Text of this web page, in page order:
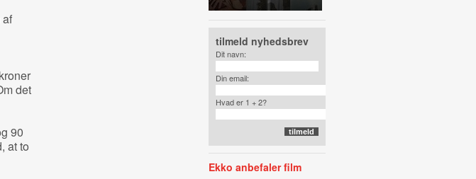
det
90
at to
tilmeld nyhedsbrev
Dit navn:
Din email:
Hvad er 1 + 2?
Ekko anbefaler film